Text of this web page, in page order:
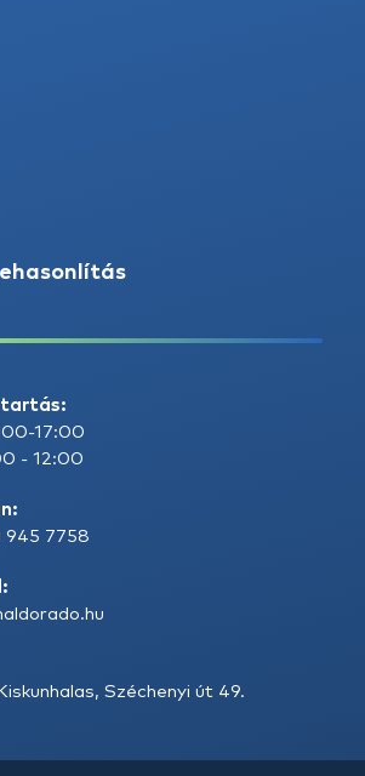
17:00
- 12:00
945 7758
Széchenyi út 49.